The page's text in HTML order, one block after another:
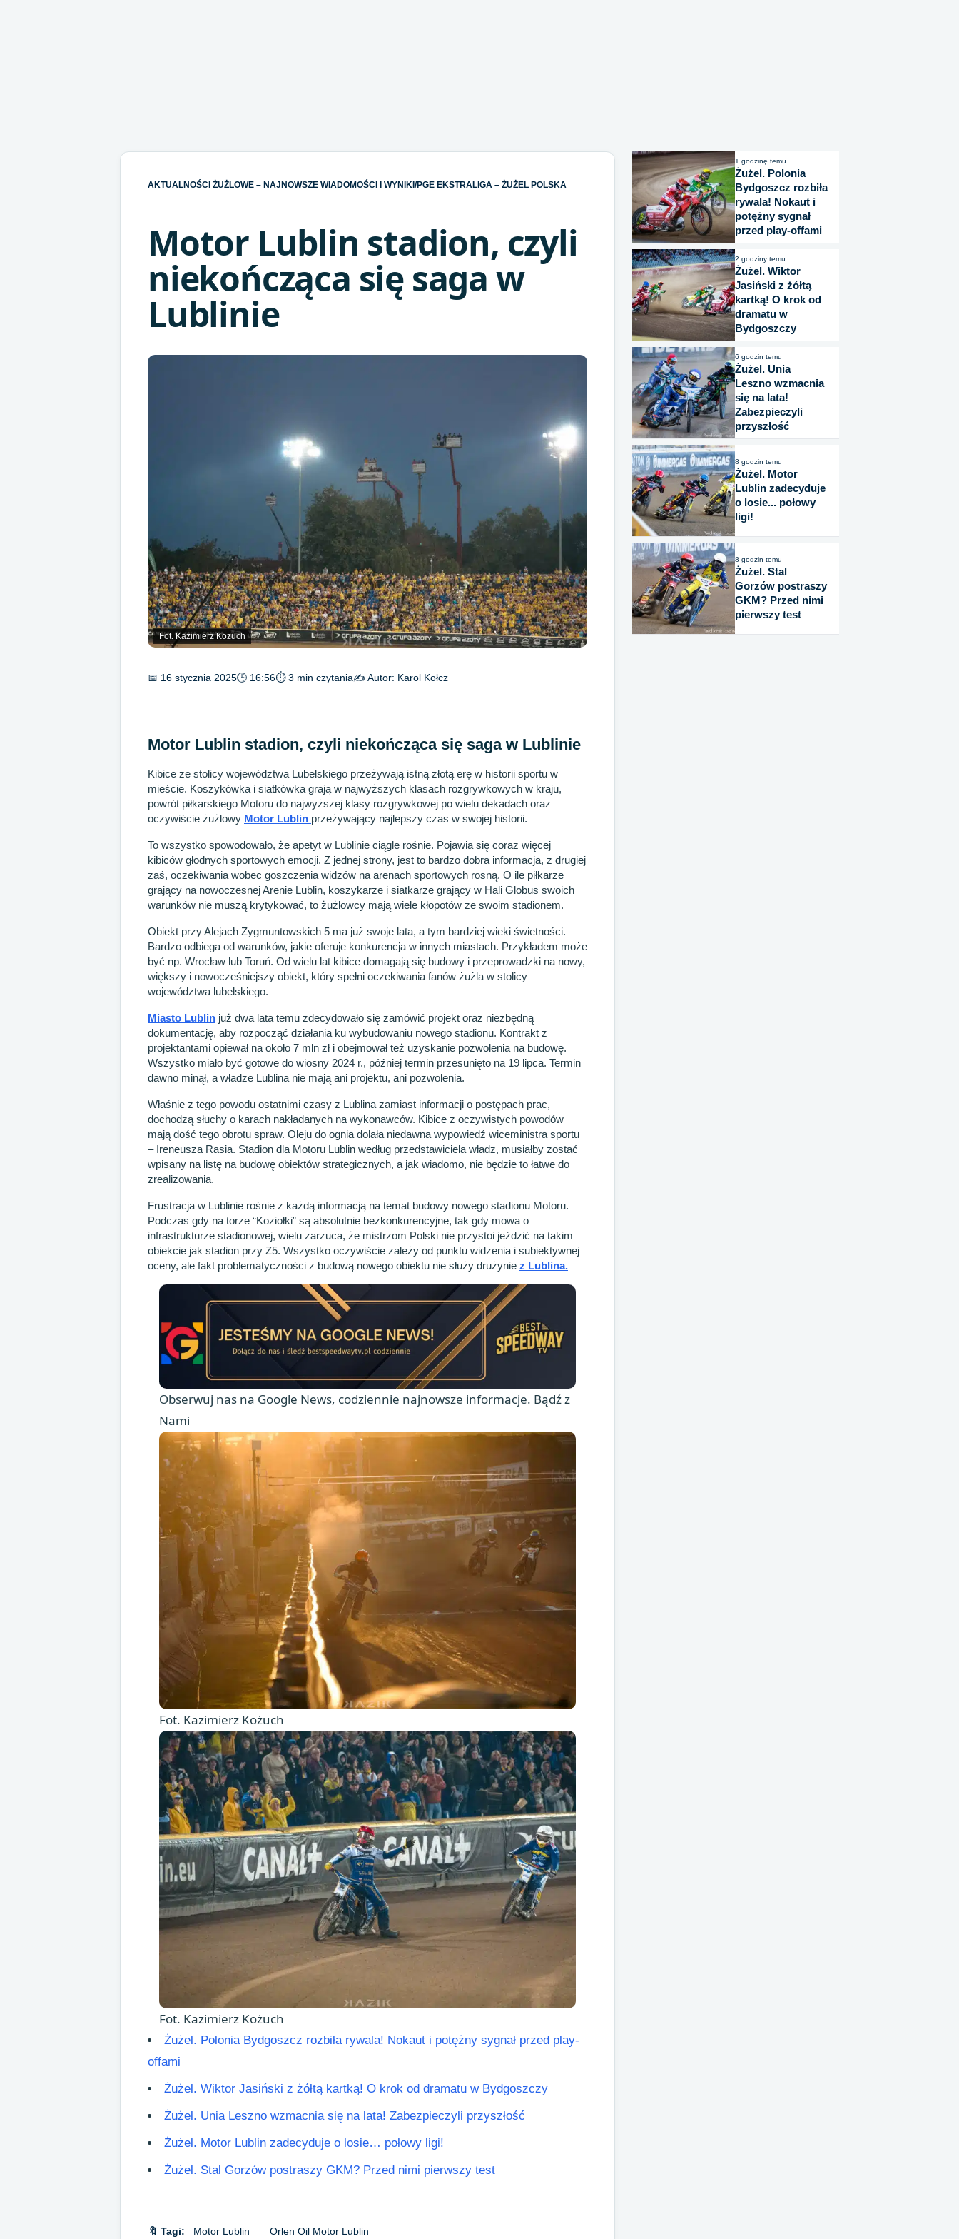
AKTUALNOŚCI ŻUŻLOWE – NAJNOWSZE WIADOMOŚCI I WYNIKI /PGE EKSTRALIGA – ŻUŻEL POLSKA
Motor Lublin stadion, czyli
niekończąca się saga w
Lublinie
Fot. Kazimierz Kożuch
📅 16 stycznia 2025🕒 16:56⏱ 3 min czytania✍️ Autor: Karol Kołcz
Motor Lublin stadion, czyli niekończąca się saga w Lublinie
Kibice ze stolicy województwa Lubelskiego przeżywają istną złotą erę w historii sportu w
mieście. Koszykówka i siatkówka grają w najwyższych klasach rozgrywkowych w kraju,
powrót piłkarskiego Motoru do najwyższej klasy rozgrywkowej po wielu dekadach oraz
oczywiście żużlowy Motor Lublin przeżywający najlepszy czas w swojej historii.
To wszystko spowodowało, że apetyt w Lublinie ciągle rośnie. Pojawia się coraz więcej
kibiców głodnych sportowych emocji. Z jednej strony, jest to bardzo dobra informacja, z drugiej
zaś, oczekiwania wobec goszczenia widzów na arenach sportowych rosną. O ile piłkarze
grający na nowoczesnej Arenie Lublin, koszykarze i siatkarze grający w Hali Globus swoich
warunków nie muszą krytykować, to żużlowcy mają wiele kłopotów ze swoim stadionem.
Obiekt przy Alejach Zygmuntowskich 5 ma już swoje lata, a tym bardziej wieki świetności.
Bardzo odbiega od warunków, jakie oferuje konkurencja w innych miastach. Przykładem może
być np. Wrocław lub Toruń. Od wielu lat kibice domagają się budowy i przeprowadzki na nowy,
większy i nowocześniejszy obiekt, który spełni oczekiwania fanów żużla w stolicy
województwa lubelskiego.
Miasto Lublin już dwa lata temu zdecydowało się zamówić projekt oraz niezbędną
dokumentację, aby rozpocząć działania ku wybudowaniu nowego stadionu. Kontrakt z
projektantami opiewał na około 7 mln zł i obejmował też uzyskanie pozwolenia na budowę.
Wszystko miało być gotowe do wiosny 2024 r., później termin przesunięto na 19 lipca. Termin
dawno minął, a władze Lublina nie mają ani projektu, ani pozwolenia.
Właśnie z tego powodu ostatnimi czasy z Lublina zamiast informacji o postępach prac,
dochodzą słuchy o karach nakładanych na wykonawców. Kibice z oczywistych powodów
mają dość tego obrotu spraw. Oleju do ognia dolała niedawna wypowiedź wiceministra sportu
– Ireneusza Rasia. Stadion dla Motoru Lublin według przedstawiciela władz, musiałby zostać
wpisany na listę na budowę obiektów strategicznych, a jak wiadomo, nie będzie to łatwe do
zrealizowania.
Frustracja w Lublinie rośnie z każdą informacją na temat budowy nowego stadionu Motoru.
Podczas gdy na torze “Koziołki” są absolutnie bezkonkurencyjne, tak gdy mowa o
infrastrukturze stadionowej, wielu zarzuca, że mistrzom Polski nie przystoi jeździć na takim
obiekcie jak stadion przy Z5. Wszystko oczywiście zależy od punktu widzenia i subiektywnej
oceny, ale fakt problematyczności z budową nowego obiektu nie służy drużynie z Lublina.
Obserwuj nas na Google News, codziennie najnowsze informacje. Bądź z
Nami
Fot. Kazimierz Kożuch
Fot. Kazimierz Kożuch
Żużel. Polonia Bydgoszcz rozbiła rywala! Nokaut i potężny sygnał przed play-
offami
Żużel. Wiktor Jasiński z żółtą kartką! O krok od dramatu w Bydgoszczy
Żużel. Unia Leszno wzmacnia się na lata! Zabezpieczyli przyszłość
Żużel. Motor Lublin zadecyduje o losie… połowy ligi!
Żużel. Stal Gorzów postraszy GKM? Przed nimi pierwszy test
🔖 Tagi: Motor Lublin Orlen Oil Motor Lublin
1 godzinę temu
Żużel. Polonia
Bydgoszcz rozbiła
rywala! Nokaut i
potężny sygnał
przed play-offami
2 godziny temu
Żużel. Wiktor
Jasiński z żółtą
kartką! O krok od
dramatu w
Bydgoszczy
6 godzin temu
Żużel. Unia
Leszno wzmacnia
się na lata!
Zabezpieczyli
przyszłość
8 godzin temu
Żużel. Motor
Lublin zadecyduje
o losie... połowy
ligi!
8 godzin temu
Żużel. Stal
Gorzów postraszy
GKM? Przed nimi
pierwszy test